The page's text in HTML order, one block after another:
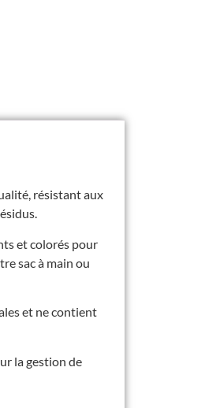
résistant aux
et colorés pour
sac à main ou
et ne contient
la gestion de